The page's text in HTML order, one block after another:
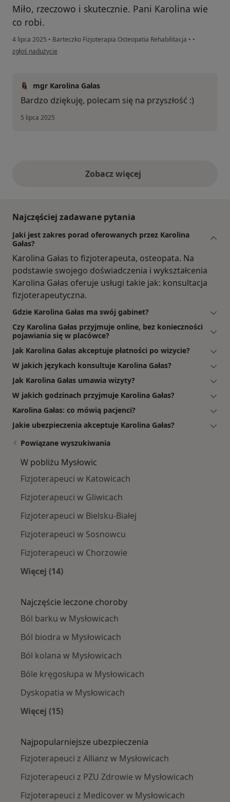
Miło, rzeczowo i skutecznie. Pani Karolina wie
co robi.
4 lipca 2025 • Barteczko Fizjoterapia Osteopatia Rehabilitacja • •
w opinii użytkownika Wojtek
zgłoś nadużycie
mgr Karolina Gałas
Bardzo dziękuję, polecam się na przyszłość :)
5 lipca 2025
Zobacz więcejopinie powyżej
Najczęściej zadawane pytania
Jaki jest zakres porad oferowanych przez Karolina
Gałas?
Karolina Gałas to fizjoterapeuta, osteopata. Na
podstawie swojego doświadczenia i wykształcenia
Karolina Gałas oferuje usługi takie jak: konsultacja
fizjoterapeutyczna.
Gdzie Karolina Gałas ma swój gabinet?
Czy Karolina Gałas przyjmuje online, bez konieczności
pojawiania się w placówce?
Jak Karolina Gałas akceptuje płatności po wizycie?
W jakich językach konsultuje Karolina Gałas?
Jak Karolina Gałas umawia wizyty?
W jakich godzinach przyjmuje Karolina Gałas?
Karolina Gałas: co mówią pacjenci?
Jakie ubezpieczenia akceptuje Karolina Gałas?
Powiązane wyszukiwania
W pobliżu Mysłowic
Fizjoterapeuci w Katowicach
Fizjoterapeuci w Gliwicach
Fizjoterapeuci w Bielsku-Białej
Fizjoterapeuci w Sosnowcu
Fizjoterapeuci w Chorzowie
Więcej (14)
Najczęście leczone choroby
Ból barku w Mysłowicach
Ból biodra w Mysłowicach
Ból kolana w Mysłowicach
Bóle kręgosłupa w Mysłowicach
Dyskopatia w Mysłowicach
Więcej (15)
Najpopularniejsze ubezpieczenia
Fizjoterapeuci z Allianz w Mysłowicach
Fizjoterapeuci z PZU Zdrowie w Mysłowicach
Fizjoterapeuci z Medicover w Mysłowicach